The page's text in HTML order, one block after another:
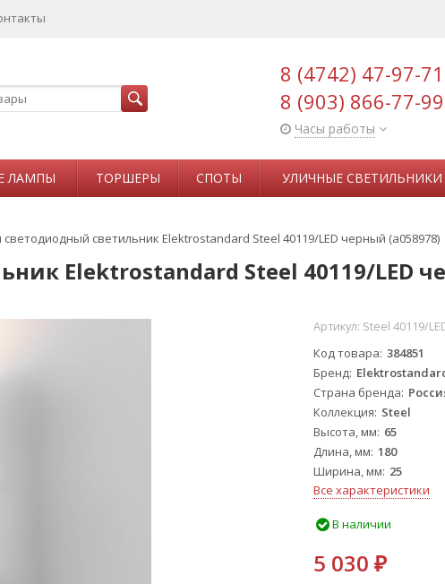
8 (4742) 47-97-71
8 (903) 866-77-99
Часы работы
ЛАМПЫ ТОРШЕРЫ СПОТЫ УЛИЧНЫЕ СВЕТИЛЬНИКИ
светильник Elektrostandard Steel 40119/LED черный (a058978)
Elektrostandard Steel 40119/LED
Артикул: Steel 40119/
Код товара 384851
Бренд
Страна бренда
Коллекция Steel
Высота, мм 65
Длина, мм 180
Ширина, мм 25
Все характеристики
В наличии
5 030 ₽